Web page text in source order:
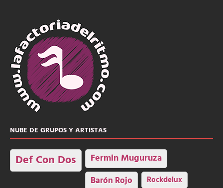
NUBE DE GRUPOS Y ARTISTAS
Def Con Dos Fermin Muguruza
Barón Rojo Rockdelux